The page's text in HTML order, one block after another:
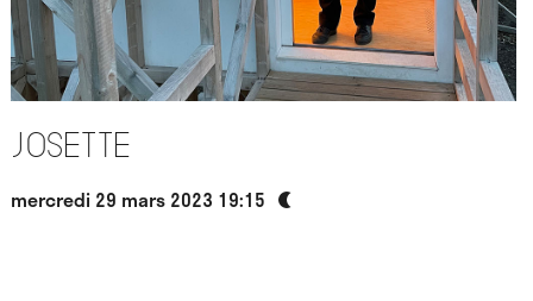
Josette
mercredi 29 mars 2023 19:15